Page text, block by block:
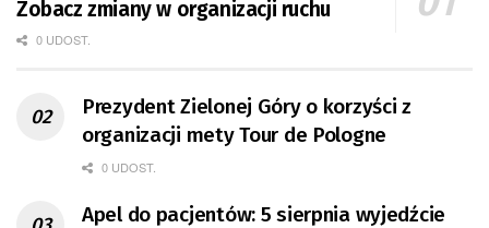
Zobacz zmiany w organizacji ruchu
0 UDOST.
Prezydent Zielonej Góry o korzyści z
organizacji mety Tour de Pologne
0 UDOST.
Apel do pacjentów: 5 sierpnia wyjedźcie